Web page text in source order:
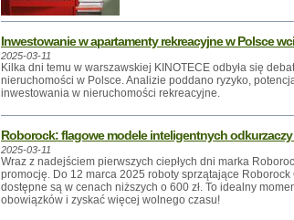
Inwestowanie w apartamenty rekreacyjne w Polsce
2025-03-11
Kilka dni temu w warszawskiej KINOTECE odbyła się
nieruchomości w Polsce. Analizie poddano ryzyko,
inwestowania w nieruchomości rekreacyjne.
Roborock: flagowe modele inteligentnych odkurzaczy
2025-03-11
Wraz z nadejściem pierwszych ciepłych dni marka
promocję. Do 12 marca 2025 roboty sprzątające
dostępne są w cenach niższych o 600 zł. To idealny
obowiązków i zyskać więcej wolnego czasu!